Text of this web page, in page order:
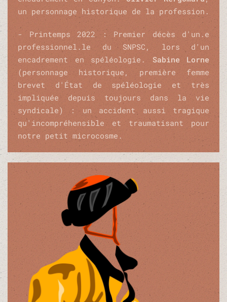
un personnage historique de la profession.
- Printemps 2022 : Premier décès d'un.e
professionnel.le du SNPSC, lors d'un
encadrement en spéléologie. Sabine Lorne
(personnage historique, première femme
brevet d'État de spéléologie et très
impliquée depuis toujours dans la vie
syndicale) : un accident aussi tragique
qu'incompréhensible et traumatisant pour
notre petit microcosme.